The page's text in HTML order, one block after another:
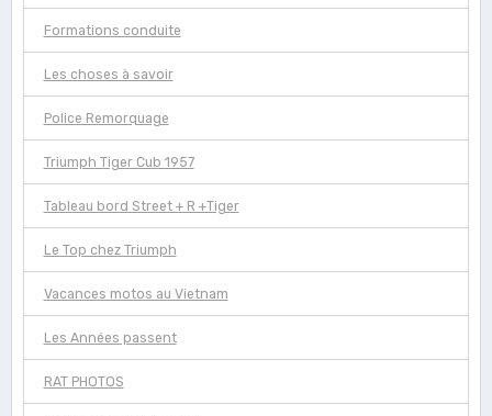
Formations conduite
Les choses à savoir
Police Remorquage
Triumph Tiger Cub 1957
Tableau bord Street + R +Tiger
Le Top chez Triumph
Vacances motos au Vietnam
Les Années passent
RAT PHOTOS